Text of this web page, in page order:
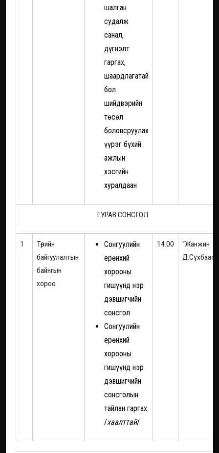
шалган
судалж
санал,
дүгнэлт
гаргах,
шаардлагатай
бол
шийдвэрийн
төсөл
боловсруулах
үүрэг бүхий
ажлын
хэсгийн
хуралдаан
ГУРАВ.СОНСГОЛ
1
Төрийн
байгуулалтын
байнгын
хороо
Сонгуулийн
ерөнхий
хорооны
гишүүнд нэр
дэвшигчийн
сонсгол
Сонгуулийн
ерөнхий
хорооны
гишүүнд нэр
дэвшигчийн
сонсголын
тайлан гаргах
/хаалттай/
14.00
“Жанжин